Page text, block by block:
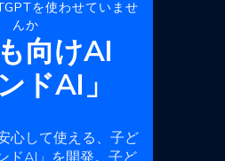
を使わせていませ
んか
向けAI
ドAI」
心して使える、子ど
ドAI」を開発。子ど